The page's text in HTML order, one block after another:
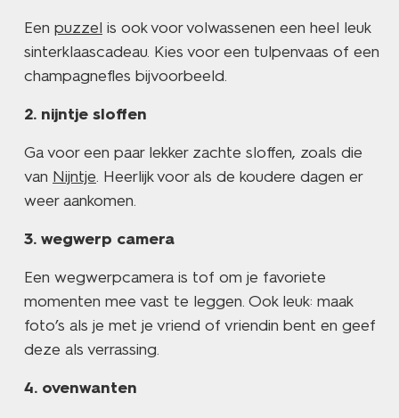
Een puzzel is ook voor volwassenen een heel leuk
sinterklaascadeau. Kies voor een tulpenvaas of een
champagnefles bijvoorbeeld.
nijntje sloffen
Ga voor een paar lekker zachte sloffen, zoals die
van Nijntje. Heerlijk voor als de koudere dagen er
weer aankomen.
wegwerp camera
Een wegwerpcamera is tof om je favoriete
momenten mee vast te leggen. Ook leuk: maak
foto’s als je met je vriend of vriendin bent en geef
deze als verrassing.
ovenwanten